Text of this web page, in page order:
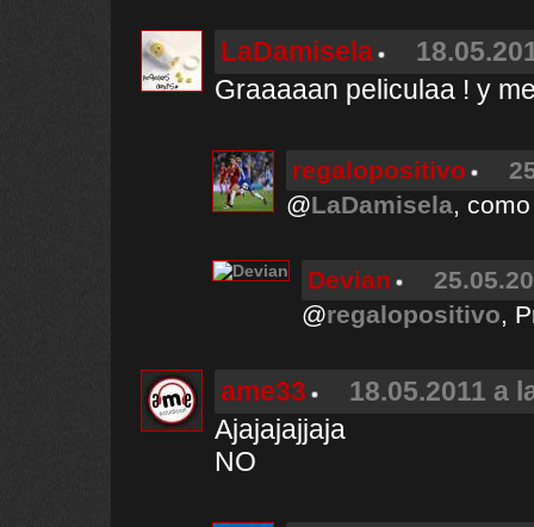
LaDamisela
Graaaaan peliculaa ! y
regalopositivo
@LaDamisela,
Devian
@regalopositivo,
ame33
18.05.2011 a
Ajajajajjaja
NO